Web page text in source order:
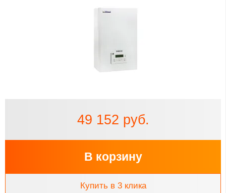
49 152 руб.
В корзину
Купить в 3 клика